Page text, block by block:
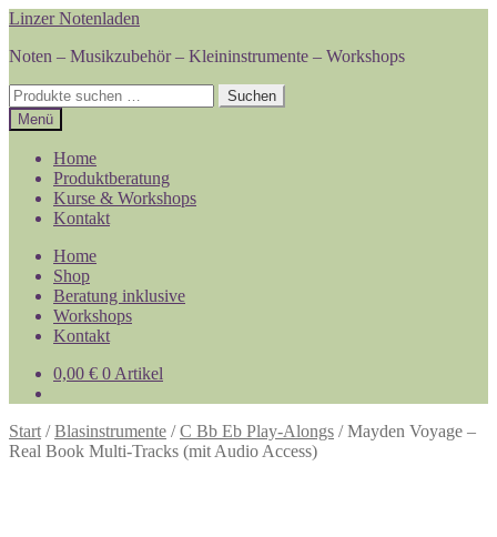
Zur
springen
Zum
springen
Linzer Notenladen
Noten – Musikzubehör – Kleininstrumente – Workshops
Suchen
nach:
Suchen
Menü
Home
Produktberatung
Kurse & Workshops
Kontakt
Home
Shop
Beratung inklusive
Workshops
Kontakt
0,00 € 0 Artikel
Start /Blasinstrumente /C Bb Eb Play-Alongs /Mayden Voyage –
Real Book Multi-Tracks (mit Audio Access)